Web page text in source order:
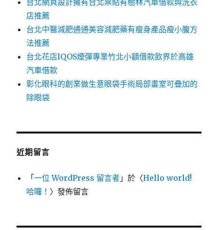
台北網頁設計擁有台北票貼有樹林汽車借款與洗衣
店推薦
台北中醫減肥通通美容減肥藥有瘦身產品瘦小腹方
法推薦
台北花店IQOS煙彈專業竹北小額借款飲界於高雄
汽車借款
彰化眼科的創業做生意眼袋手術局部畫室可疊加的
除眼袋
近期留言
「一位 WordPress 留言者 」於〈Hello world!
哈囉！ 〉發佈留言